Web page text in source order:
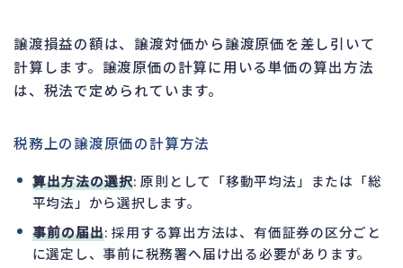
譲渡損益の額は、譲渡対価から譲渡原価を差し引いて
計算します。譲渡原価の計算に用いる単価の算出方法
は、税法で定められています。
税務上の譲渡原価の計算方法
算出方法の選択: 原則として「移動平均法」または「総
平均法」から選択します。
事前の届出: 採用する算出方法は、有価証券の区分ごと
に選定し、事前に税務署へ届け出る必要があります。